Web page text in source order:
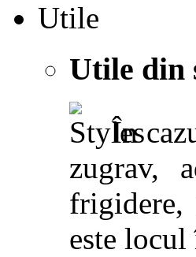
Utile
Utile din
În
zugrav,
este